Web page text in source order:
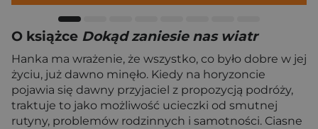
O książce Dokąd zaniesie nas wiatr
Hanka ma wrażenie, że wszystko, co było dobre w jej
życiu, już dawno minęło. Kiedy na horyzoncie
pojawia się dawny przyjaciel z propozycją podróży,
traktuje to jako możliwość ucieczki od smutnej
rutyny, problemów rodzinnych i samotności. Ciasne